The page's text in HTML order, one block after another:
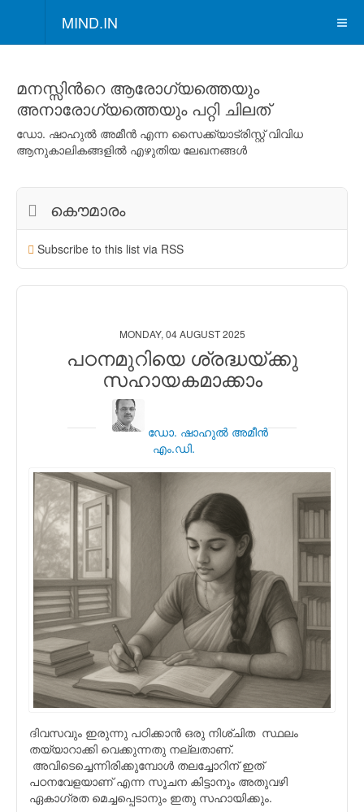
MIND.IN
മനസ്സിന്‍റെ ആരോഗ്യത്തെയും
അനാരോഗ്യത്തെയും പറ്റി ചിലത്
ഡോ. ഷാഹുല്‍ അമീന്‍ എന്ന സൈക്ക്യാട്രിസ്റ്റ് വിവിധ
ആനുകാലികങ്ങളില്‍ എഴുതിയ ലേഖനങ്ങള്‍
കൌമാരം
Subscribe to this list via RSS
MONDAY, 04 AUGUST 2025
പഠനമുറിയെ ശ്രദ്ധയ്ക്കു
സഹായകമാക്കാം
ഡോ. ഷാഹുല്‍ അമീന്‍
എം.ഡി.
ദിവസവും ഇരുന്നു പഠിക്കാൻ ഒരു നിശ്‌ചിത സ്ഥലം
തയ്യാറാക്കി വെക്കുന്നതു നല്ലതാണ്.
അവിടെച്ചെന്നിരിക്കുമ്പോൾ തലച്ചോറിന് ഇത്
പഠനവേളയാണ് എന്ന സൂചന കിട്ടാനും അതുവഴി
ഏകാഗ്രത മെച്ചപ്പെടാനും ഇതു സഹായിക്കും.